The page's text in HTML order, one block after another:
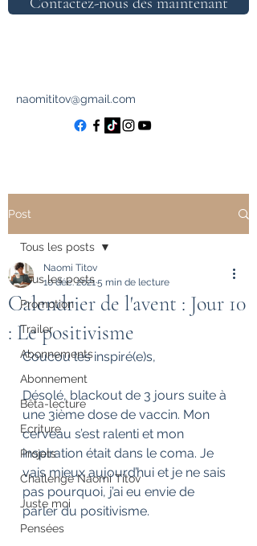
naomititov@gmail.com
Post
Tous les posts
Promotion
Trailer
Abonnements
Abonnement
Bêta-lecture
Ecriture
Projets
Challenge Naomi Titov
Juste moi
Pensées
Tous les posts
Calendrier de l'avent : Jour 10
: Le positivisme
Naomi Titov
10 déc. 20215 min de lecture
Coucou les inspiré(e)s,
Désolé, blackout de 3 jours suite à
une 3ième dose de vaccin. Mon
cerveau s’est ralenti et mon
inspiration était dans le coma. Je
vais mieux aujourd’hui et je ne sais
pas pourquoi, j’ai eu envie de
parler du positivisme.